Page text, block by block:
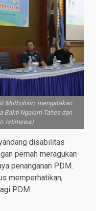
Muthohirin, mengatakan
Bakti Ngalam Tahes dan
Istimewa)
disabilitas
pernah meragukan
penanganan PDM.
memperhatikan,
PDM.